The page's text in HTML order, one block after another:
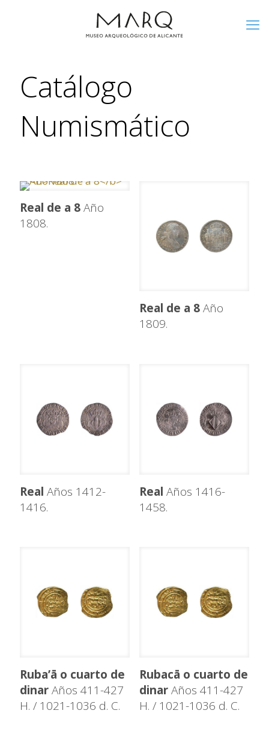
Catálogo
Numismático
Real de a 8Año
1808.
Real de a 8Año
1809.
Real Años 1412-
1416.
Real Años 1416-
1458.
Ruba’ā o cuarto de
dinarAños 411-427
H. / 1021-1036 d. C.
Rubacā o cuarto de
dinarAños 411-427
H. / 1021-1036 d. C.